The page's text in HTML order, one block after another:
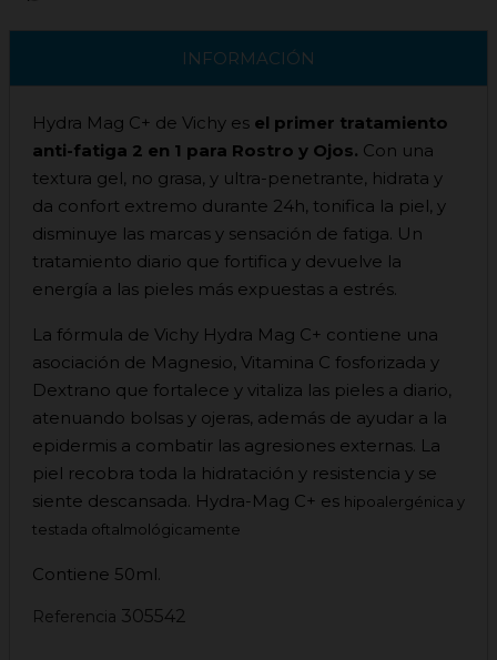
INFORMACIÓN
Hydra Mag C+ de Vichy es el primer tratamiento
anti-fatiga 2 en 1 para Rostro y Ojos. Con una
textura gel, no grasa, y ultra-penetrante, hidrata y
da confort extremo durante 24h, tonifica la piel, y
disminuye las marcas y sensación de fatiga. Un
tratamiento diario que fortifica y devuelve la
energía a las pieles más expuestas a estrés.
La fórmula de Vichy Hydra Mag C+ contiene una
asociación de Magnesio, Vitamina C fosforizada y
Dextrano que fortalece y vitaliza las pieles a diario,
atenuando bolsas y ojeras, además de ayudar a la
epidermis a combatir las agresiones externas. La
piel recobra toda la hidratación y resistencia y se
siente descansada. Hydra-Mag C+ es hipoalergénica y
testada oftalmológicamente
Contiene 50ml.
Referencia 305542